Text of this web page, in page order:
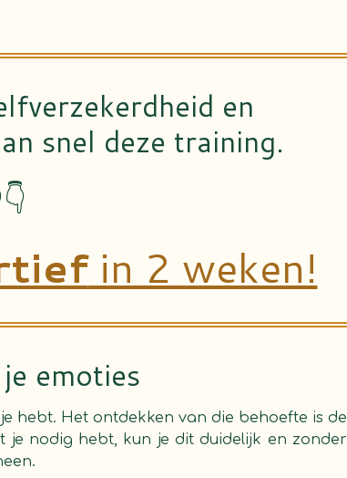
en
snel deze training.
in 2 weken!
emoties
hebt. Het ontdekken van die behoefte is de
je nodig hebt, kun je dit duidelijk en zonder